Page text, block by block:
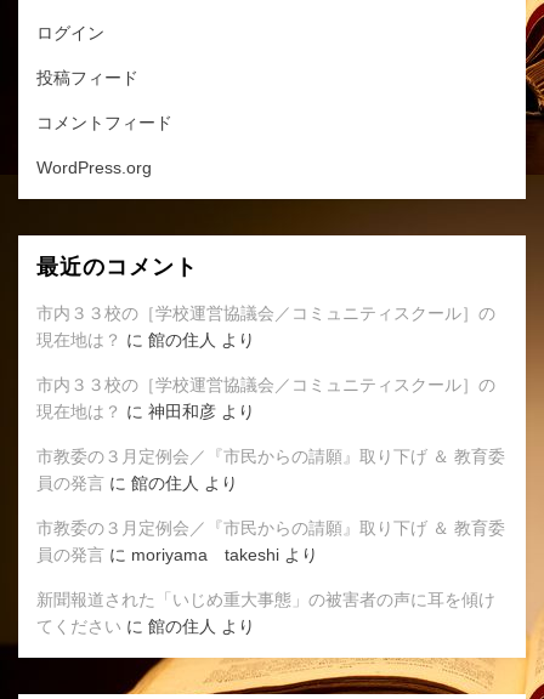
ログイン
投稿フィード
コメントフィード
WordPress.org
最近のコメント
市内３３校の［学校運営協議会／コミュニティスクール］の
現在地は？ に 館の住人 より
市内３３校の［学校運営協議会／コミュニティスクール］の
現在地は？ に 神田和彦 より
市教委の３月定例会／『市民からの請願』取り下げ ＆ 教育委
員の発言 に 館の住人 より
市教委の３月定例会／『市民からの請願』取り下げ ＆ 教育委
員の発言 に moriyama takeshi より
新聞報道された「いじめ重大事態」の被害者の声に耳を傾け
てください に 館の住人 より